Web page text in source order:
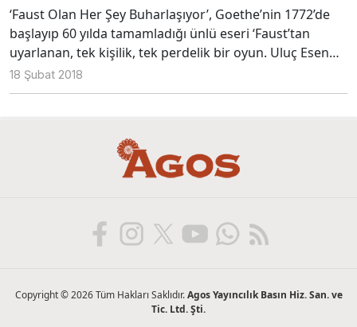
‘Faust Olan Her Şey Buharlaşıyor’, Goethe’nin 1772’de
başlayıp 60 yılda tamamladığı ünlü eseri ‘Faust’tan
uyarlanan, tek kişilik, tek perdelik bir oyun. Uluç Esen
tarafından uyarlanan ve sahnelenen oyun, 2016 yılında
Beyoğlu İndigo Dance Club’da başlayan macerasına
18 Şubat 2018
Copyright © 2026 Tüm Hakları Saklıdır.Agos Yayıncılık Basın Hiz. San. ve
Tic. Ltd. Şti.